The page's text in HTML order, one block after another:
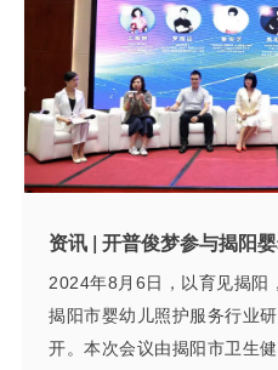
2024年8月6日，以育见揭阳
揭阳市婴幼儿照护服务行业
开。本次会议由揭阳市卫生